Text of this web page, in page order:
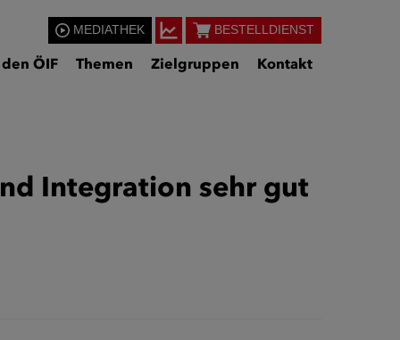
MEDIATHEK BESTELLDIENST
ÖIF Themen Zielgruppen Kontakt
Integration sehr gut